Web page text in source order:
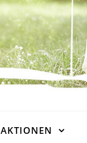
AKTIONEN